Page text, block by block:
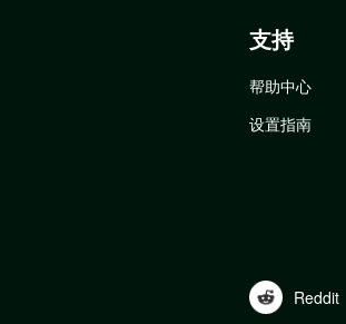
支持
帮助中心
设置指南
Reddit